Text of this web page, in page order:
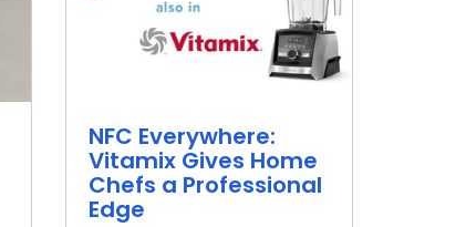
NFC Everywhere:
Vitamix Gives Home
Chefs a Professional
Edge